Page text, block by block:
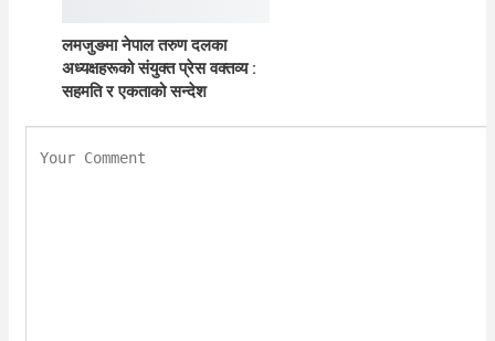
लमजुङमा नेपाल तरुण दलका
अध्यक्षहरूको संयुक्त प्रेस वक्तव्य :
सहमति र एकताको सन्देश